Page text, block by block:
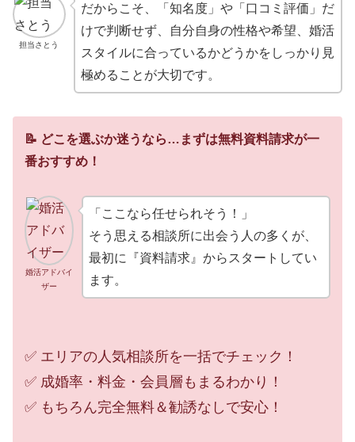
担当さとう
だからこそ、「知名度」や「口コミ評価」だ
けで判断せず、自分自身の性格や希望、婚活
スタイルに合っているかどうかをしっかり見
極めることが大切です。
📝 どこを選ぶか迷うなら…まずは無料資料請求が一
番おすすめ！
婚活アドバイ
ザー
「ここなら任せられそう！」
そう思える相談所に出会う人の多くが、
最初に『資料請求』からスタートしてい
ます。
✅ エリアの人気相談所を一括でチェック！
✅ 成婚率・料金・会員層もまるわかり！
✅ もちろん完全無料＆勧誘なしで安心！